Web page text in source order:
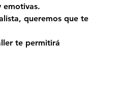
emotivas.
queremos que te
te permitirá